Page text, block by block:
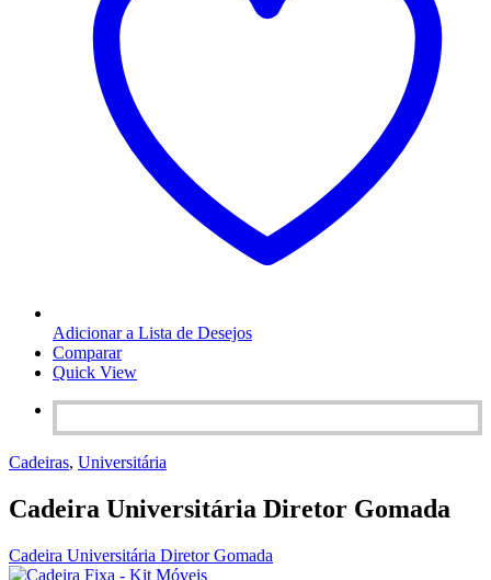
Adicionar a Lista de Desejos
Comparar
Quick View
Cadeiras, Universitária
Cadeira Universitária Diretor Gomada
Cadeira Universitária Diretor Gomada